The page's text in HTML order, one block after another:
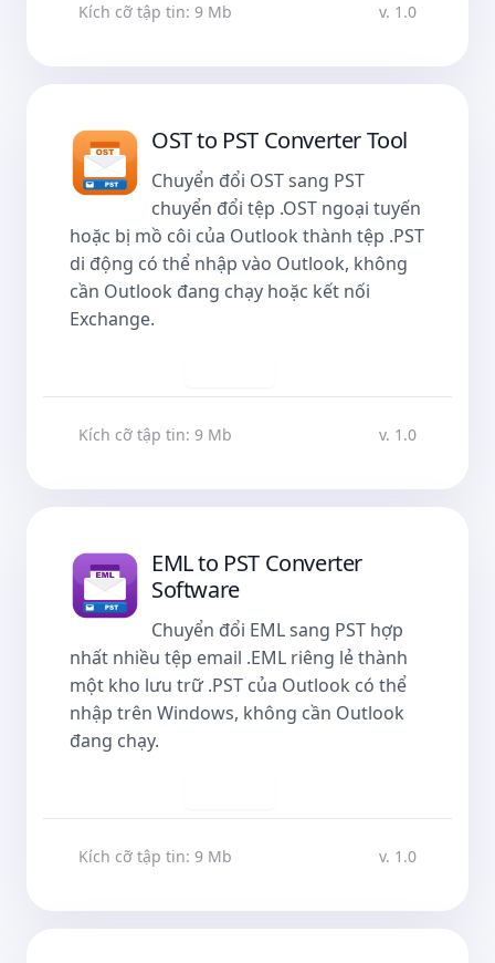
Kích cỡ tập tin: 9 Mb v. 1.0
OST to PST Converter Tool
Chuyển đổi OST sang PST
chuyển đổi tệp .OST ngoại tuyến
hoặc bị mồ côi của Outlook thành tệp .PST
di động có thể nhập vào Outlook, không
cần Outlook đang chạy hoặc kết nối
Exchange.
Kích cỡ tập tin: 9 Mb v. 1.0
EML to PST Converter
Software
Chuyển đổi EML sang PST hợp
nhất nhiều tệp email .EML riêng lẻ thành
một kho lưu trữ .PST của Outlook có thể
nhập trên Windows, không cần Outlook
đang chạy.
Kích cỡ tập tin: 9 Mb v. 1.0